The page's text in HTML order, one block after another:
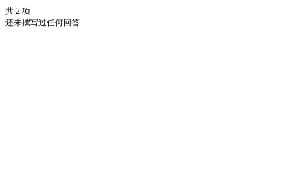
共 2 项
还未撰写过任何回答